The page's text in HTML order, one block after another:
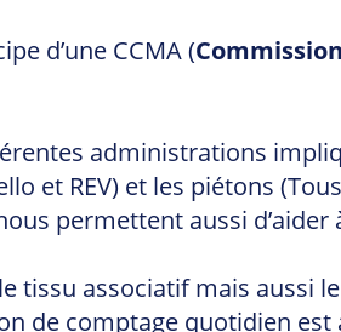
d’une CCMA (
administrations
et REV) et les piétons
permettent aussi
tissu associatif mais aussi
de comptage quotidien est